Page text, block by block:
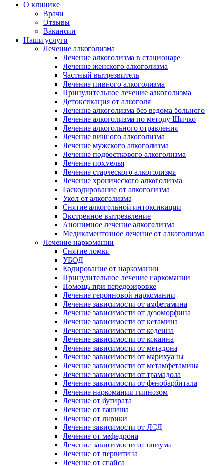
О клинике
Врачи
Отзывы
Вакансии
Наши услуги
Лечение алкоголизма
Лечение алкоголизма в стационаре
Лечение женского алкоголизма
Частный вытрезвитель
Лечение пивного алкоголизма
Принудительное лечение алкоголизма
Детоксикация от алкоголя
Лечение алкоголизма без ведома больного
Лечение алкоголизма по методу Шичко
Лечение алкогольного отравления
Лечение винного алкоголизма
Лечение мужского алкоголизма
Лечение подросткового алкоголизма
Лечение похмелья
Лечение старческого алкоголизма
Лечение хронического алкоголизма
Раскодирование от алкоголизма
Укол от алкоголизма
Снятие алкогольной интоксикации
Экстренное вытрезвление
Анонимное лечение алкоголизма
Медикаментозное лечение от алкоголизма
Лечение наркомании
Снятие ломки
УБОД
Кодирование от наркомании
Принудительное лечение наркомании
Помощь при передозировке
Лечение героиновой наркомании
Лечение зависимости от амфетамина
Лечение зависимости от дезоморфина
Лечение зависимости от кетамина
Лечение зависимости от кодеина
Лечение зависимости от кокаина
Лечение зависимости от метадона
Лечение зависимости от марихуаны
Лечение зависимости от метамфетамина
Лечение зависимости от трамадола
Лечение зависимости от фенобарбитала
Лечение наркомании гипнозом
Лечение от бутирата
Лечение от гашиша
Лечение от лирики
Лечение зависимости от ЛСД
Лечение от мефедрона
Лечение зависимости от опиума
Лечение от первитина
Лечение от спайса